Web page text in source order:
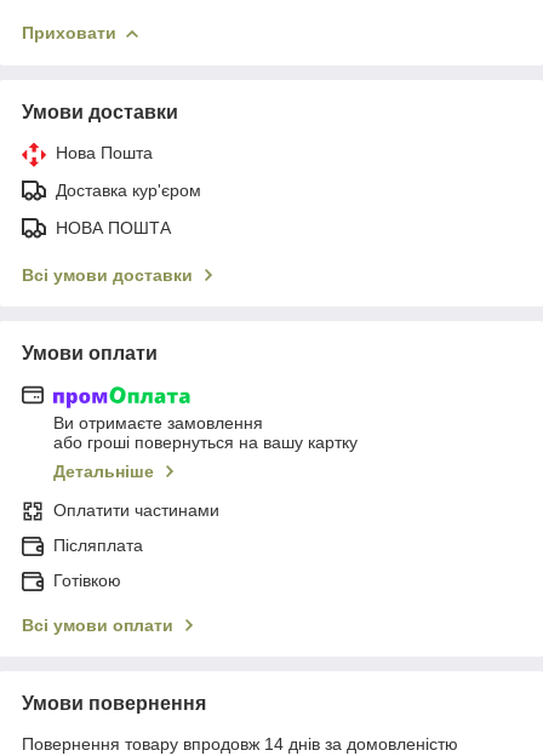
Приховати
Умови доставки
Нова Пошта
Доставка кур'єром
НОВА ПОШТА
Всі умови доставки
Умови оплати
Ви отримаєте замовлення
або гроші повернуться на вашу картку
Детальніше
Оплатити частинами
Післяплата
Готівкою
Всі умови оплати
Умови повернення
Повернення товару впродовж 14 днів за домовленістю